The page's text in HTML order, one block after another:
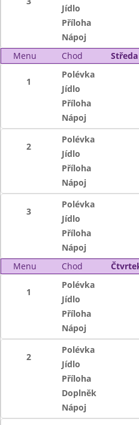
Jídlo
Příloha
Nápoj
Menu
Chod
1
Polévka
Jídlo
Příloha
Nápoj
2
Polévka
Jídlo
Příloha
Nápoj
3
Polévka
Jídlo
Příloha
Nápoj
Menu
Chod
1
Polévka
Jídlo
Příloha
Nápoj
2
Polévka
Jídlo
Příloha
Doplněk
Nápoj